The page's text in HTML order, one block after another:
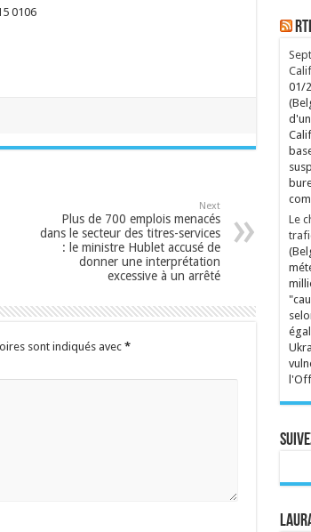
0106
Next
Plus de 700 emplois menacés
dans le secteur des titres-services
: le ministre Hublet accusé de
donner une interprétation
excessive à un arrêté
sont indiqués avec *
01/
Le